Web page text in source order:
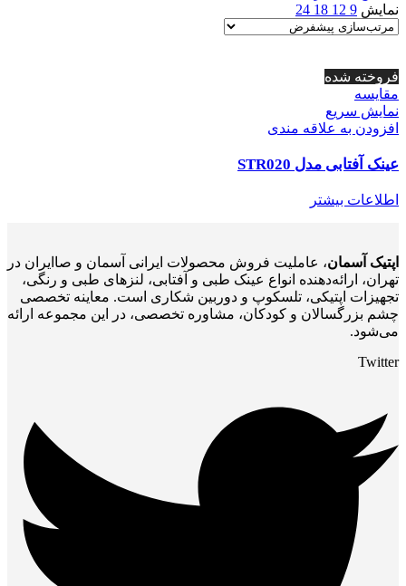
نمایش 9
12
18
24
فروخته شده
مقايسه
نمایش سریع
افزودن به علاقه مندی
عینک آفتابی مدل STR020
اطلاعات بیشتر
اپتیک آسمان، عاملیت فروش محصولات ایرانی آسمان و صاایران در
تهران، ارائه‌دهنده انواع عینک طبی و آفتابی، لنزهای طبی و رنگی،
تجهیزات اپتیکی، تلسکوپ و دوربین شکاری است. معاینه تخصصی
چشم بزرگسالان و کودکان، مشاوره تخصصی، در این مجموعه ارائه
می‌شود.
Twitter